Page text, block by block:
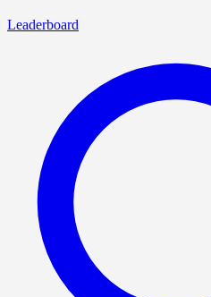
Leaderboard